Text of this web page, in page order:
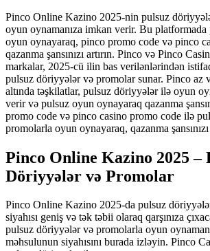
Pinco Online Kazino 2025-nin pulsuz
oyun oynamanıza imkan verir. Bu
oyun oynayaraq, pinco promo code və pinco
qazanma şansınızı artırın. Pinco və Pinco
markalar, 2025-cü ilin bas verilənlərindən
pulsuz döriyyələr və promolar sunar. Pinco az
altında təşkilatlar, pulsuz döriyyələr ilə oyun
verir və pulsuz oyun oynayaraq qazanma
promo code və pinco casino promo code ilə
promolarla oyun oynayaraq, qazanma şansınızı
Pinco Online Kazino 2025 –
Döriyyələr və Promolar
Pinco Online Kazino 2025-da pulsuz
siyahısı geniş və tək təbii olaraq qarşınıza
pulsuz döriyyələr və promolarla oyun
məhsulunun siyahısını burada izləyin. Pinco